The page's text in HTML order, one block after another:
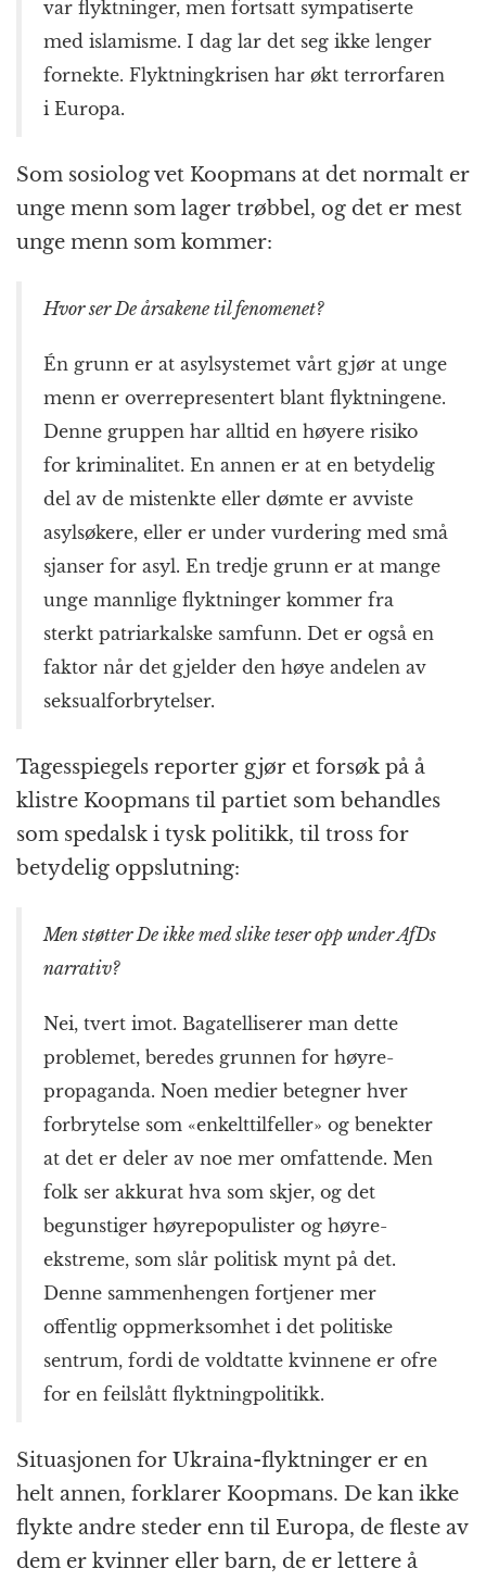
var flyktninger, men fortsatt sympatiserte
med islamisme. I dag lar det seg ikke lenger
fornekte. Flyktning­krisen har økt terror­faren
i Europa.
Som sosiolog vet Koopmans at det normalt er
unge menn som lager trøbbel, og det er mest
unge menn som kommer:
Hvor ser De årsakene til fenomenet?
Én grunn er at asylsystemet vårt gjør at unge
menn er over­representert blant flyktningene.
Denne gruppen har alltid en høyere risiko
for kriminalitet. En annen er at en betydelig
del av de mistenkte eller dømte er avviste
asylsøkere, eller er under vurdering med små
sjanser for asyl. En tredje grunn er at mange
unge mannlige flyktninger kommer fra
sterkt patriarkalske samfunn. Det er også en
faktor når det gjelder den høye andelen av
seksual­forbrytelser.
Tagesspiegels reporter gjør et forsøk på å
klistre Koopmans til partiet som behandles
som spedalsk i tysk politikk, til tross for
betydelig oppslutning:
Men støtter De ikke med slike teser opp under AfDs
narrativ?
Nei, tvert imot. Bagatelliserer man dette
problemet, beredes grunnen for høyre­
propaganda. Noen medier betegner hver
forbrytelse som «enkelt­tilfeller» og benekter
at det er deler av noe mer omfattende. Men
folk ser akkurat hva som skjer, og det
begunstiger høyre­populister og høyre­
ekstreme, som slår politisk mynt på det.
Denne sammen­hengen fortjener mer
offentlig oppmerksomhet i det politiske
sentrum, fordi de voldtatte kvinnene er ofre
for en feilslått flyktning­politikk.
Situasjonen for Ukraina-flyktninger er en
helt annen, forklarer Koopmans. De kan ikke
flykte andre steder enn til Europa, de fleste av
dem er kvinner eller barn, de er lettere å